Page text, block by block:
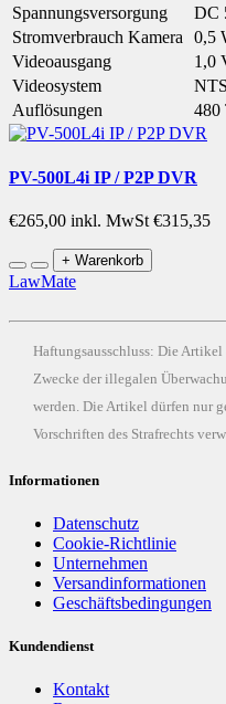
Spannungsversorgung
DC
Stromverbrauch Kamera
0,5
Videoausgang
1,0
Videosystem
Auflösungen
480
PV-500L4i IP / P2P DVR
€265,00 inkl. MwSt €315,35
+ Warenkorb
LawMate
Haftungsausschluss: Die
Zwecke der illegalen
werden. Die Artikel dürfen nur
Vorschriften des Strafrechts
Informationen
Datenschutz
Cookie-Richtlinie
Unternehmen
Versandinformationen
Geschäftsbedingungen
Kundendienst
Kontakt